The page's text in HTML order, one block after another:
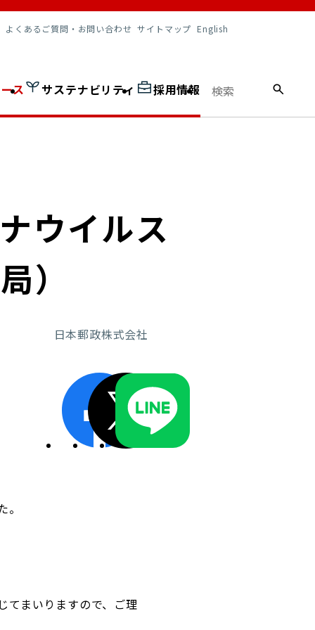
よくあるご質問・お問い合わせ サイトマップ English
ディスクロージャーポリシー／適時開示体制
ス サステナビリティ 採用情報
ウイルス
）
日本郵政株式会社
てまいりますので、ご理